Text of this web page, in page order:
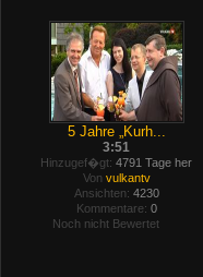
5 Jahre „Kurh...
3:51
Hinzugef�gt: 4791 Tage her
Von vulkantv
Ansichten: 4230
Kommentare: 0
Noch nicht Bewertet